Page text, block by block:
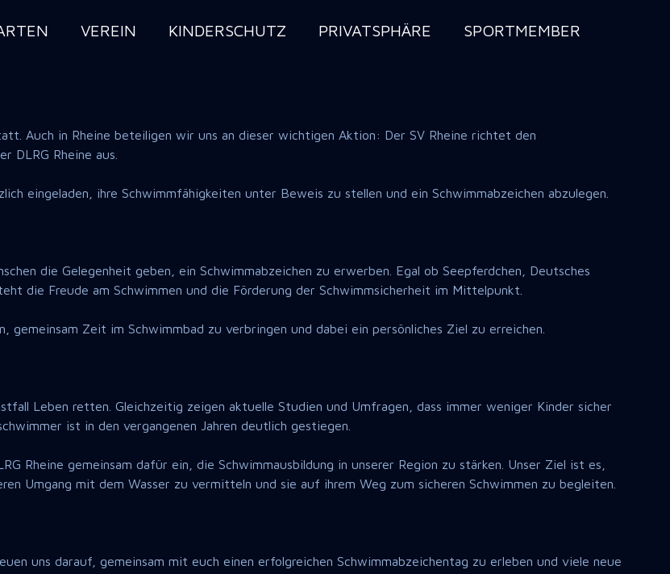
VEREIN KINDERSCHUTZ PRIVATSPHÄRE SPORTMEMBER
Auch in Rheine beteiligen wir uns an dieser wichtigen Aktion: Der SV Rheine richtet den
DLRG Rheine aus.
eingeladen, ihre Schwimmfähigkeiten unter Beweis zu stellen und ein Schwimmabzeichen abzulegen.
die Gelegenheit geben, ein Schwimmabzeichen zu erwerben. Egal ob Seepferdchen, Deutsches
die Freude am Schwimmen und die Förderung der Schwimmsicherheit im Mittelpunkt.
Zeit im Schwimmbad zu verbringen und dabei ein persönliches Ziel zu erreichen.
Leben retten. Gleichzeitig zeigen aktuelle Studien und Umfragen, dass immer weniger Kinder sicher
ist in den vergangenen Jahren deutlich gestiegen.
Rheine gemeinsam dafür ein, die Schwimmausbildung in unserer Region zu stärken. Unser Ziel ist es,
Umgang mit dem Wasser zu vermitteln und sie auf ihrem Weg zum sicheren Schwimmen zu begleiten.
uns darauf, gemeinsam mit euch einen erfolgreichen Schwimmabzeichentag zu erleben und viele neue